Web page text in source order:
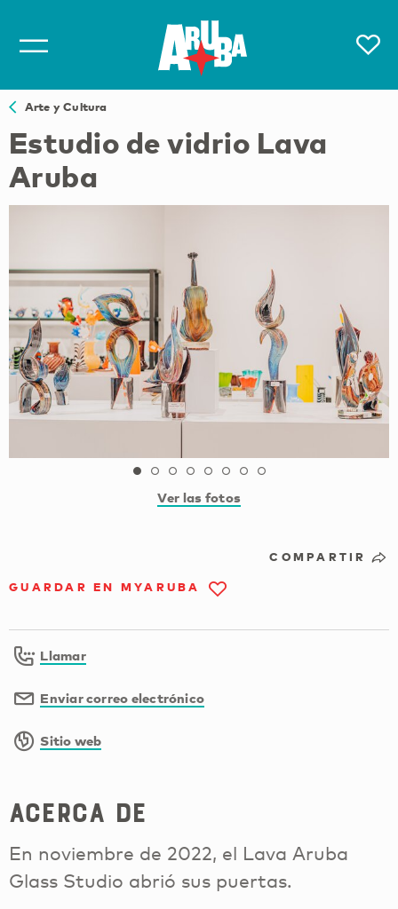
Arte y Cultura
Estudio de vidrio Lava
Aruba
Ver las fotos
COMPARTIR
GUARDAR EN MYARUBA
Llamar
Enviar correo electrónico
Sitio web
Acerca de
En noviembre de 2022, el Lava Aruba
Glass Studio abrió sus puertas.